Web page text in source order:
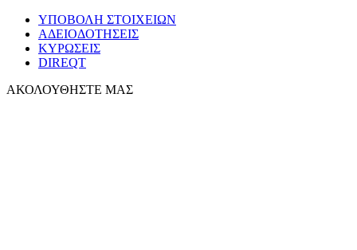
ΥΠΟΒΟΛΗ ΣΤΟΙΧΕΙΩΝ
ΑΔΕΙΟΔΟΤΗΣΕΙΣ
ΚΥΡΩΣΕΙΣ
DIREQT
ΑΚΟΛΟΥΘΗΣΤΕ ΜΑΣ